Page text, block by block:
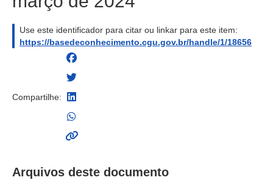
Use este identificador para citar ou linkar para este item:
https://basedeconhecimento.cgu.gov.br/handle/1/18656
Compartilhe:
Arquivos deste documento